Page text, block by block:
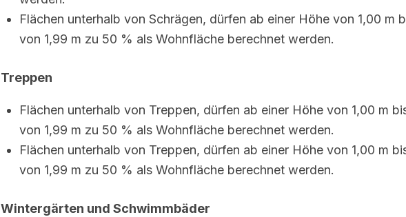
Flächen unterhalb von Schrägen, dürfen ab einer Höhe von 1,00 m
von 1,99 m zu 50 % als Wohnfläche berechnet werden.
Treppen
Flächen unterhalb von Treppen, dürfen ab einer Höhe von 1,00 m
von 1,99 m zu 50 % als Wohnfläche berechnet werden.
Flächen unterhalb von Treppen, dürfen ab einer Höhe von 1,00 m
von 1,99 m zu 50 % als Wohnfläche berechnet werden.
Wintergärten und Schwimmbäder